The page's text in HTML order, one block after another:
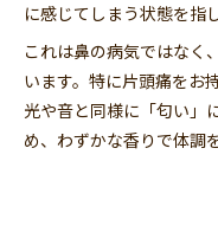
に感じてしまう状態を指
これは鼻の病気ではなく
います。特に片頭痛をお
光や音と同様に「匂い」
め、わずかな香りで体調